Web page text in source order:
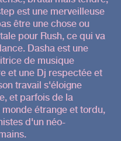
est une merveilleuse
être une chose ou
pour Rush, ce qui va
Dasha est une
de musique
et une Dj respectée et
travail s'éloigne
et parfois de la
étrange et tordu,
d'un néo-